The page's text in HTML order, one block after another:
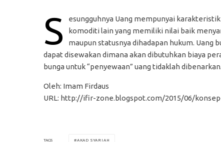
S
esungguhnya Uang mempunyai
komoditi lain yang memiliki nilai baik
maupun statusnya dihadapan hukum. Uang
dapat disewakan dimana akan dibutuhkan biaya
bunga untuk “penyewaan” uang tidaklah dibenarkan.
Oleh: Imam Firdaus
URL: http://ifir-zone.blogspot.com/2015/06/
TAGS AKAD SYARIAH